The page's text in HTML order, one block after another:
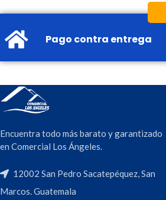
Pago contra entrega
Encuentra todo más barato y garantizado
en Comercial Los Ángeles.
12002 San Pedro Sacatepéquez, San
Marcos. Guatemala